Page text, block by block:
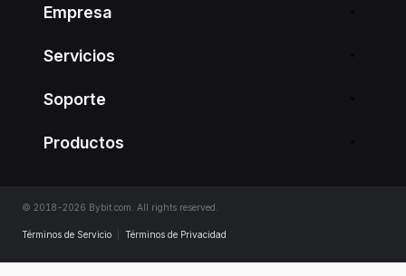
Empresa
Servicios
Soporte
Productos
© 2018-2026 Bybit.com. All rights reserved.
Términos de Servicio Términos de Privacidad